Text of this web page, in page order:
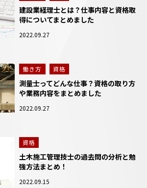
建設業経理士とは？仕事内容と資格取
得についてまとめました
2022.09.27
働き方 資格
測量士ってどんな仕事？資格の取り方
や業務内容をまとめました
2022.09.27
資格
土木施工管理技士の過去問の分析と勉
強方法まとめ！
2022.09.15